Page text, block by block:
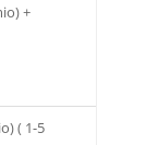
+
( 1-5